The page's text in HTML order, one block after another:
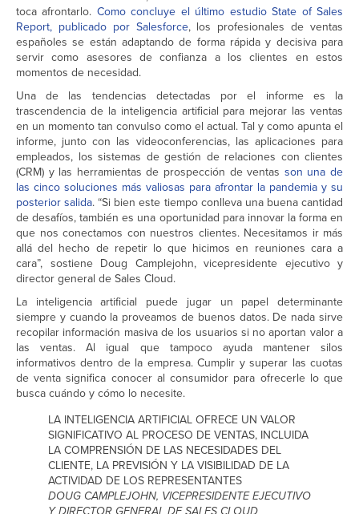
toca afrontarlo. Como concluye el último estudio State of Sales
Report, publicado por Salesforce, los profesionales de ventas
españoles se están adaptando de forma rápida y decisiva para
servir como asesores de confianza a los clientes en estos
momentos de necesidad.
Una de las tendencias detectadas por el informe es la
trascendencia de la inteligencia artificial para mejorar las ventas
en un momento tan convulso como el actual. Tal y como apunta el
informe, junto con las videoconferencias, las aplicaciones para
empleados, los sistemas de gestión de relaciones con clientes
(CRM) y las herramientas de prospección de ventas son una de
las cinco soluciones más valiosas para afrontar la pandemia y su
posterior salida. “Si bien este tiempo conlleva una buena cantidad
de desafíos, también es una oportunidad para innovar la forma en
que nos conectamos con nuestros clientes. Necesitamos ir más
allá del hecho de repetir lo que hicimos en reuniones cara a
cara”, sostiene Doug Camplejohn, vicepresidente ejecutivo y
director general de Sales Cloud.
La inteligencia artificial puede jugar un papel determinante
siempre y cuando la proveamos de buenos datos. De nada sirve
recopilar información masiva de los usuarios si no aportan valor a
las ventas. Al igual que tampoco ayuda mantener silos
informativos dentro de la empresa. Cumplir y superar las cuotas
de venta significa conocer al consumidor para ofrecerle lo que
busca cuándo y cómo lo necesite.
LA INTELIGENCIA ARTIFICIAL OFRECE UN VALOR
SIGNIFICATIVO AL PROCESO DE VENTAS, INCLUIDA
LA COMPRENSIÓN DE LAS NECESIDADES DEL
CLIENTE, LA PREVISIÓN Y LA VISIBILIDAD DE LA
ACTIVIDAD DE LOS REPRESENTANTES
DOUG CAMPLEJOHN, VICEPRESIDENTE EJECUTIVO